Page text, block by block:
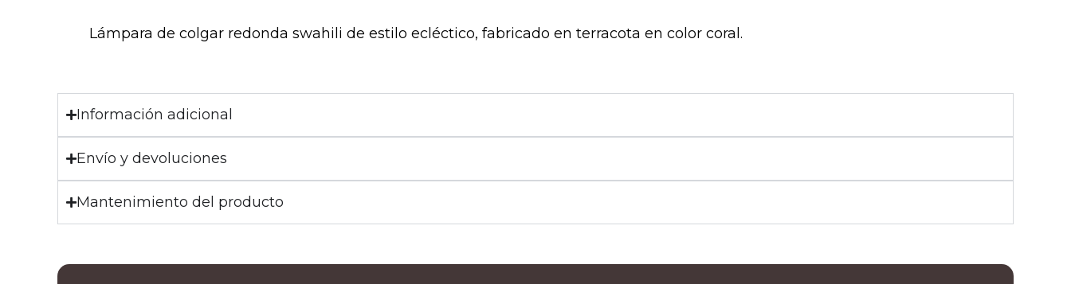
Lámpara de colgar redonda swahili de estilo ecléctico, fabricado en terracota en color coral.
Información adicional
Envío y devoluciones
Mantenimiento del producto